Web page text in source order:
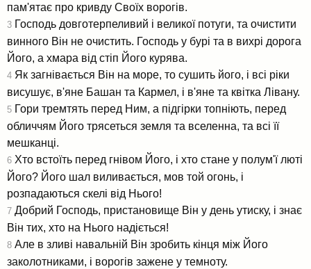
пам'ятає про кривду Своїх ворогів.
3 Господь довготерпеливий і великої потуги, та очистити
винного Він не очистить. Господь у бурі та в вихрі дорога
Його, а хмара від стіп Його курява.
4 Як загнівається Він на море, то сушить його, і всі ріки
висушує, в'яне Башан та Кармел, і в'яне та квітка Лівану.
5 Гори тремтять перед Ним, а підгірки топніють, перед
обличчям Його трясеться земля та вселенна, та всі її
мешканці.
6 Хто встоїть перед гнівом Його, і хто стане у полум'ї люті
Його? Його шал виливається, мов той огонь, і
розпадаються скелі від Нього!
7 Добрий Господь, пристановище Він у день утиску, і знає
Він тих, хто на Нього надіється!
8 Але в зливі навальній Він зробить кінця між Його
заколотниками, і ворогів зажене у темноту.